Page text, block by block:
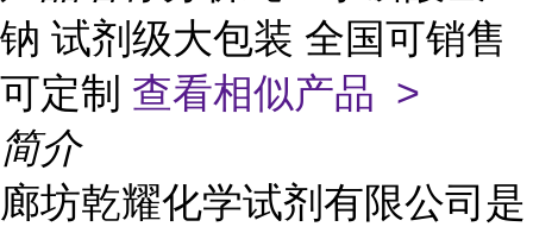
钠 试剂级大包装 全国可销售
可定制 查看相似产品 >
简介
廊坊乾耀化学试剂有限公司是